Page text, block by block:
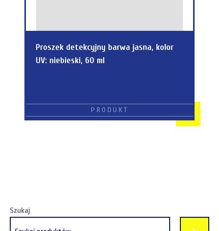
Proszek detekcyjny barwa jasna, kolor
UV: niebieski, 60 ml
Szukaj